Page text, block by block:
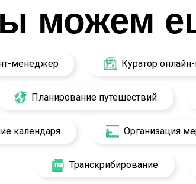
менеджер
Организация
Планирование путешествий
календаря
Куратор
Транскрибирование
можем